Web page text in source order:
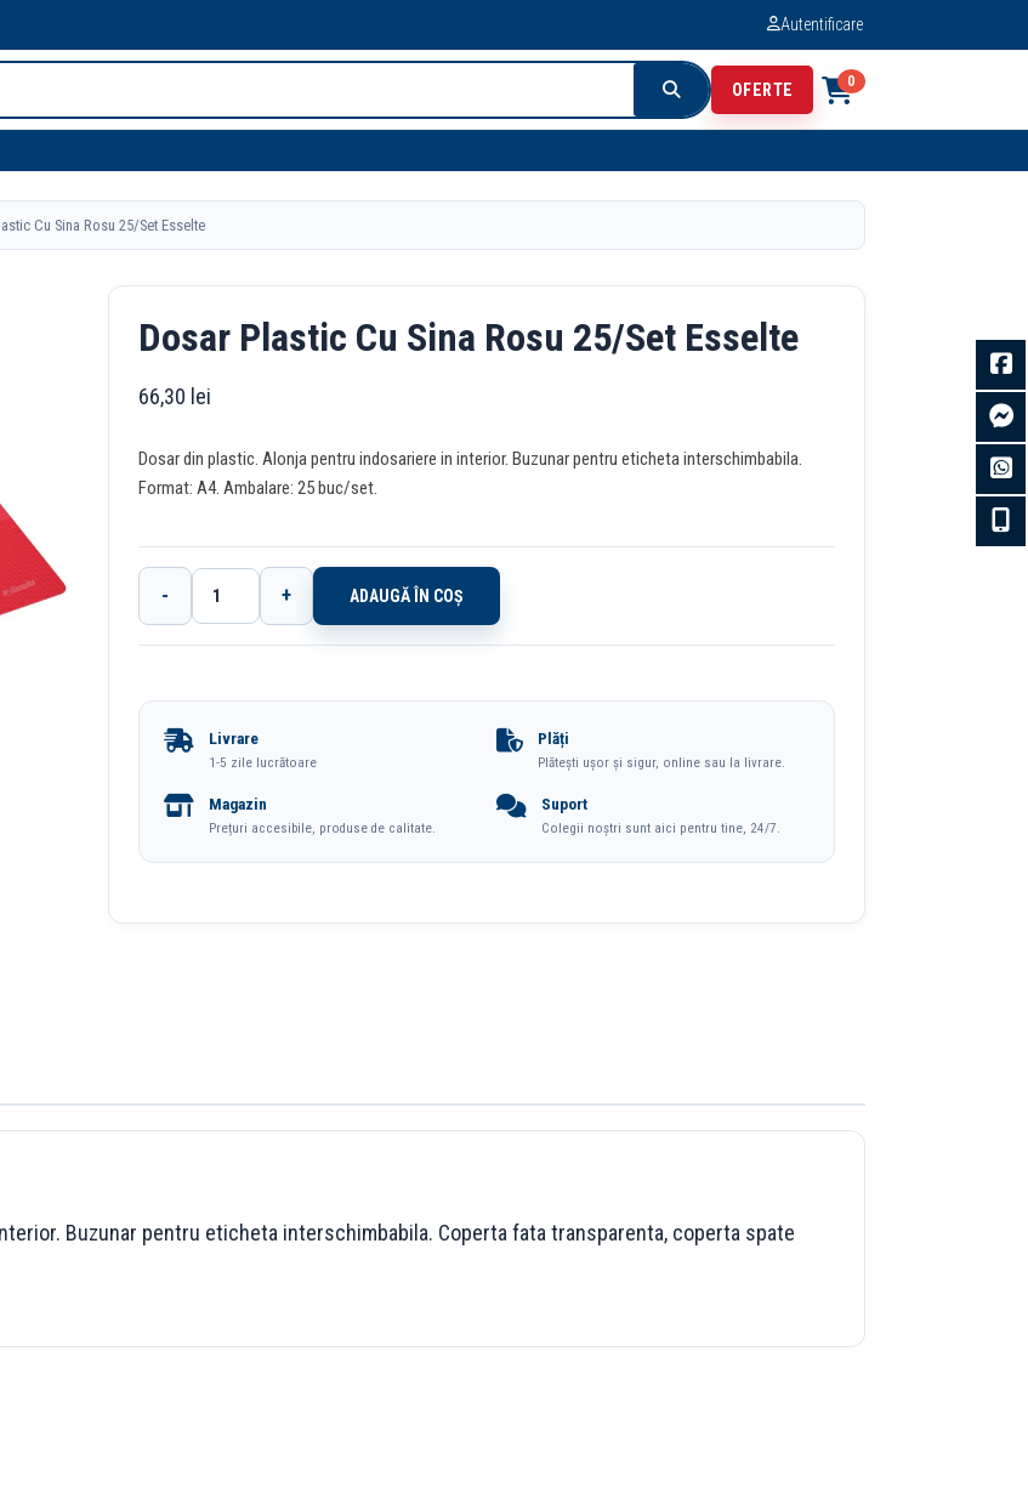
Autentificare
OFERTE 0
Cu Sina Rosu 25/Set Esselte
Dosar Plastic Cu Sina Rosu 25/Set Esselte
66,30 lei
Dosar din plastic. Alonja pentru indosariere in interior. Buzunar pentru eticheta interschimbabila.
Format: A4. Ambalare: 25 buc/set.
Cantitate
Dosar
Sina
Rosu
Esselte
- + ADAUGĂ ÎN COȘ
Livrare
1-5 zile lucrătoare
Plăți
Plătești ușor și sigur, online sau la livrare.
Magazin
Prețuri accesibile, produse de calitate.
Suport
Colegii noștri sunt aici pentru tine, 24/7.
Buzunar pentru eticheta interschimbabila. Coperta fata transparenta, coperta spate